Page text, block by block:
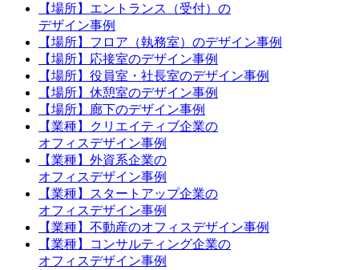
【場所】エントランス（受付）の
デザイン事例
【場所】フロア（執務室）のデザイン事例
【場所】応接室のデザイン事例
【場所】役員室・社長室のデザイン事例
【場所】休憩室のデザイン事例
【場所】廊下のデザイン事例
【業種】クリエイティブ企業の
オフィスデザイン事例
【業種】外資系企業の
オフィスデザイン事例
【業種】スタートアップ企業の
オフィスデザイン事例
【業種】不動産のオフィスデザイン事例
【業種】コンサルティング企業の
オフィスデザイン事例